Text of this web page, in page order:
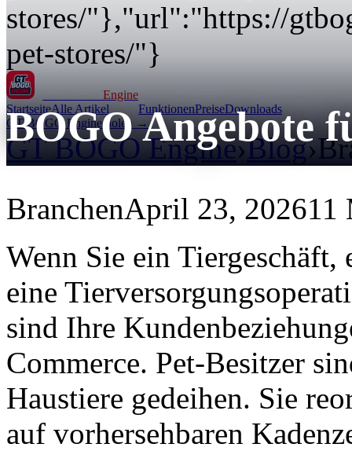
stores/"},"url":"https://
pet-stores/"}
Engine
StartseiteAlle Artikel FunktionenPreiseDownloads
GT BOGO Engine holen →
GT BOGO Engine›Blog›
BOGO Angebote
BranchenApril 23, 202611
Wenn Sie ein Tiergeschäft,
eine
sind Ihre
Commerce. Pet-Besitzer
Haustiere gedeihen. Sie
auf vorhersehbaren